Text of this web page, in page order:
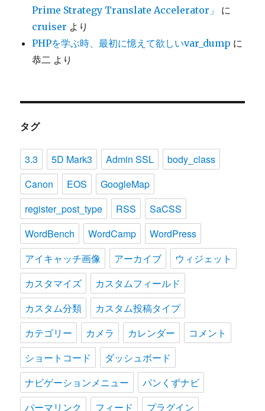
Prime Strategy Translate Accelerator」
に
cruiser より
PHPを学ぶ時、最初に憶えて欲しいvar_dump に
恭二 より
タグ
3.3 5D Mark3 Admin SSL
body_class
Canon
EOS
GoogleMap
register_post_type
RSS
SaCSS
WordBench
WordCamp
WordPress
アイキャッチ画像
アーカイブ
ウィジェット
カスタマイズ
カスタムフィールド
カスタム分類
カスタム投稿タイプ
カテゴリー
カメラ カレンダー
コメント
ショートコード
ダッシュボード
ナビゲーションメニュー
パンくずナビ
パーマリンク
フィード プラグイン